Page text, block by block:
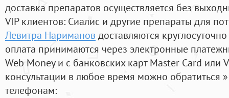
доставка препаратов осуществляется без
VIP клиентов: Сиалис и другие препараты для
Левитра Нариманов доставляются круглосуточно
оплата принимаются через электронные
Web Money и с банковских карт Master Card или
консультации в любое время можно обратиться
телефонам: